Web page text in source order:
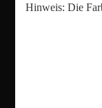
Hinweis: Die